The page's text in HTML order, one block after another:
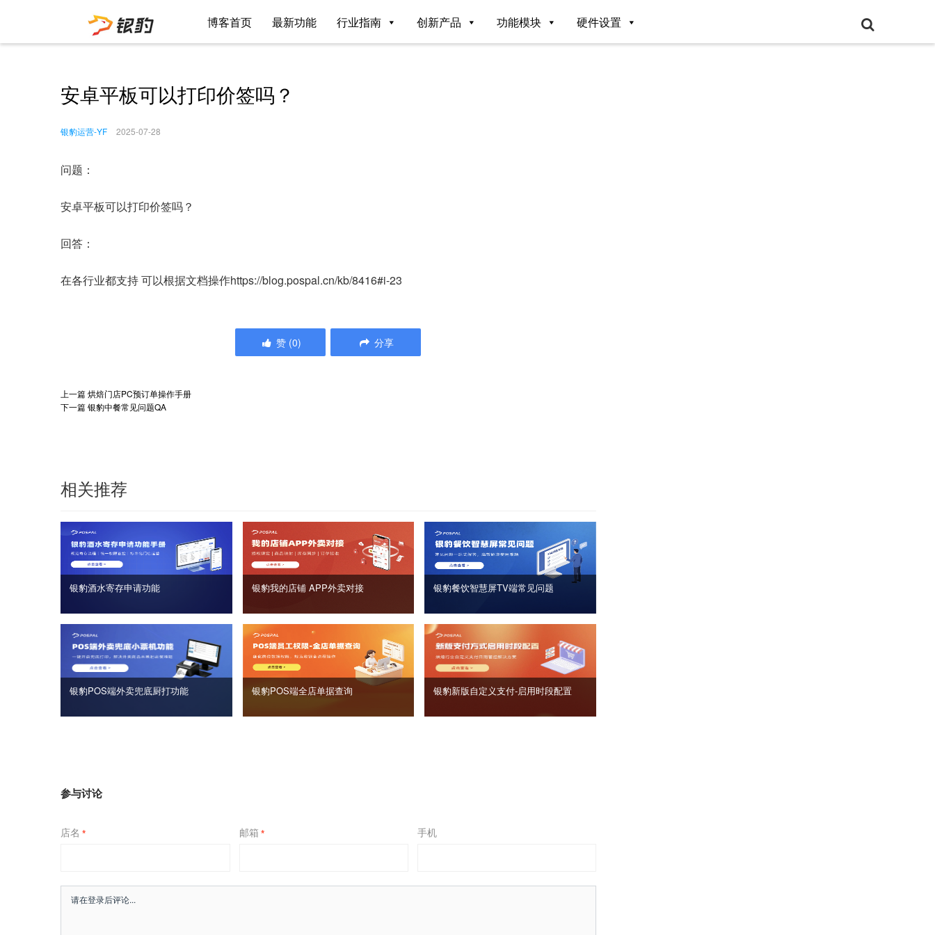
博客首页 最新功能 行业指南 创新产品 功能模块 硬件设置
安卓平板可以打印价签吗？
银豹运营-YF 2025-07-28
问题：
安卓平板可以打印价签吗？
回答：
在各行业都支持 可以根据文档操作https://blog.pospal.cn/kb/8416#i-23
赞 (0) 分享
上一篇烘焙门店PC预订单操作手册
下一篇银豹中餐常见问题QA
相关推荐
银豹酒水寄存申请功能 银豹我的店铺 APP外卖对接 银豹餐饮智慧屏TV端常见问题
银豹POS端外卖兜底厨打功能 银豹POS端全店单据查询 银豹新版自定义支付‑启用时段配置
参与讨论
店名 * 邮箱 * 手机